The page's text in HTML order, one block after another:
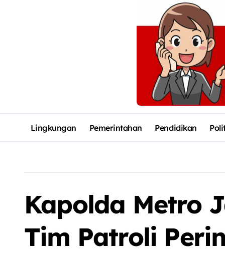
Lingkungan Pemerintahan Pendidikan
Kapolda Metro
Tim Patroli